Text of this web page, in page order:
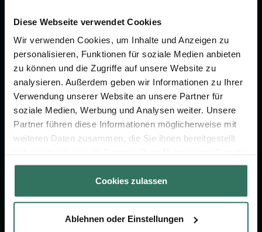
Diese Webseite verwendet Cookies
Wir verwenden Cookies, um Inhalte und Anzeigen zu
personalisieren, Funktionen für soziale Medien anbieten
zu können und die Zugriffe auf unsere Website zu
analysieren. Außerdem geben wir Informationen zu Ihrer
Verwendung unserer Website an unsere Partner für
soziale Medien, Werbung und Analysen weiter. Unsere
Partner führen diese Informationen möglicherweise mit
weiteren Daten zusammen, die Sie ihnen bereitgestellt
gesammelt haben.
Cookies zulassen
Ablehnen oder Einstellungen
Jetzt beraten lassen
FÜR SIE
Vergleich
Ratgeber
Verzeichnis
FÜR BESTATTER
Online-Portal
Kostenlos registrieren